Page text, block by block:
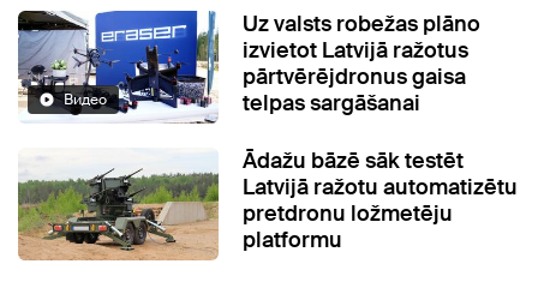
Видео
Uz valsts robežas plāno
izvietot Latvijā ražotus
pārtvērējdronus gaisa
telpas sargāšanai
Ādažu bāzē sāk testēt
Latvijā ražotu automatizētu
pretdronu ložmetēju
platformu